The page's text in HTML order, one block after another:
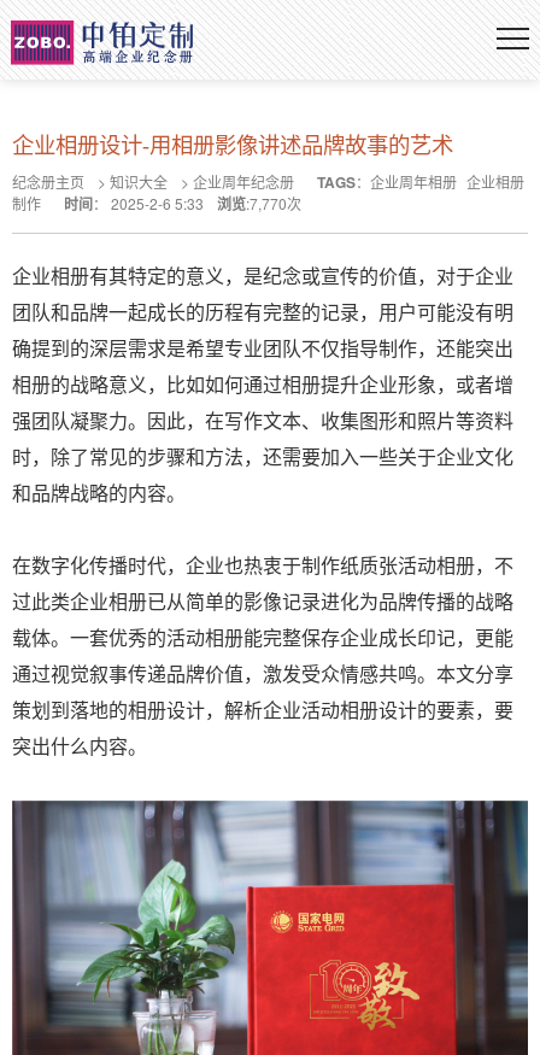
企业相册设计-用相册影像讲述品牌故事的艺术
纪念册主页 > 知识大全 > 企业周年纪念册 TAGS： 企业周年相册 企业相册
制作
时间： 2025-2-6 5:33 浏览:7,770次
企业相册有其特定的意义，是纪念或宣传的价值，对于企业
团队和品牌一起成长的历程有完整的记录，用户可能没有明
确提到的深层需求是希望专业团队不仅指导制作，还能突出
相册的战略意义，比如如何通过相册提升企业形象，或者增
强团队凝聚力。因此，在写作文本、收集图形和照片等资料
时，除了常见的步骤和方法，还需要加入一些关于企业文化
和品牌战略的内容。
在数字化传播时代，企业也热衷于制作纸质张活动相册，不
过此类企业相册已从简单的影像记录进化为品牌传播的战略
载体。一套优秀的活动相册能完整保存企业成长印记，更能
通过视觉叙事传递品牌价值，激发受众情感共鸣。本文分享
策划到落地的相册设计，解析企业活动相册设计的要素，要
突出什么内容。